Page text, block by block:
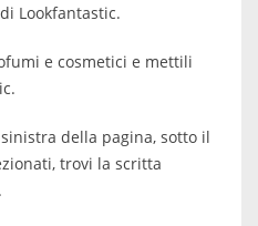
Lookfantastic.
e cosmetici e mettili
della pagina, sotto il
trovi la scritta